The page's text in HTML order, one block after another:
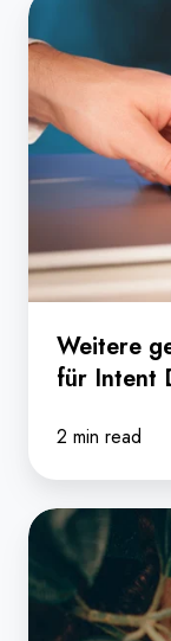
geniale
für
Intent
Data
Weitere
für Intent
2 min read
Intent
Data
–